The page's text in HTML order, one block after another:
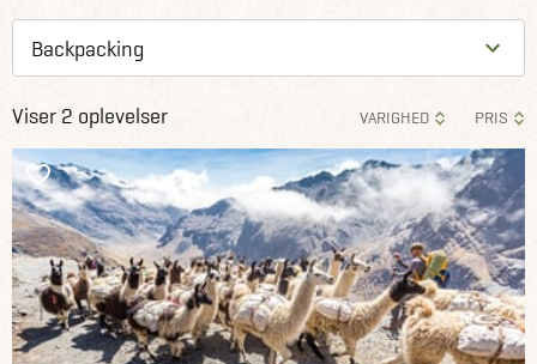
opleve alt det landet har at byde på i dit eget tempo.
VARIGHED PRIS
Viser 2 oplevelser